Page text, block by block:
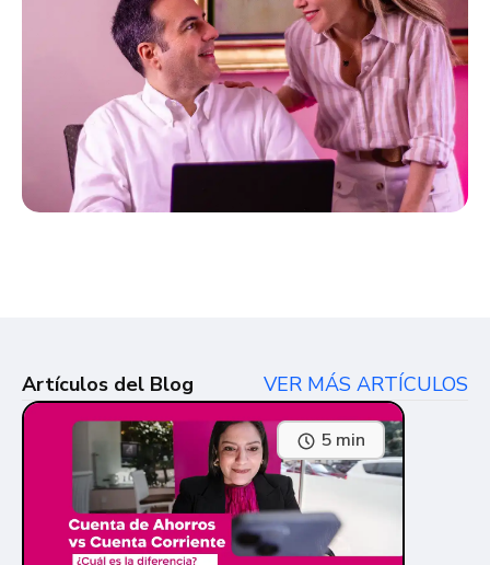
Artículos del Blog VER MÁS ARTÍCULOS
5 min